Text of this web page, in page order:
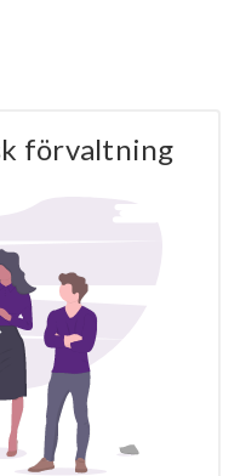
förvaltning